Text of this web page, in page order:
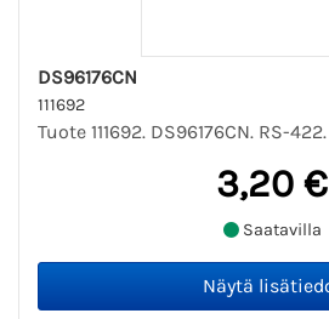
DS96176CN
111692
Tuote 111692. DS96176CN. RS-422.
3,20 €
Saatavilla